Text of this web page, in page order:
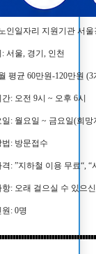
인일자리 지원기관 서
서울, 경기, 인천
평균 60만원-120만원
: 오전 9시 ~ 오후 6시
일: 월요일 ~ 금요일(희
: 방문접수
: ”지하철 이용 무료“,
항: 오래 걸으실 수 있으
: 0명